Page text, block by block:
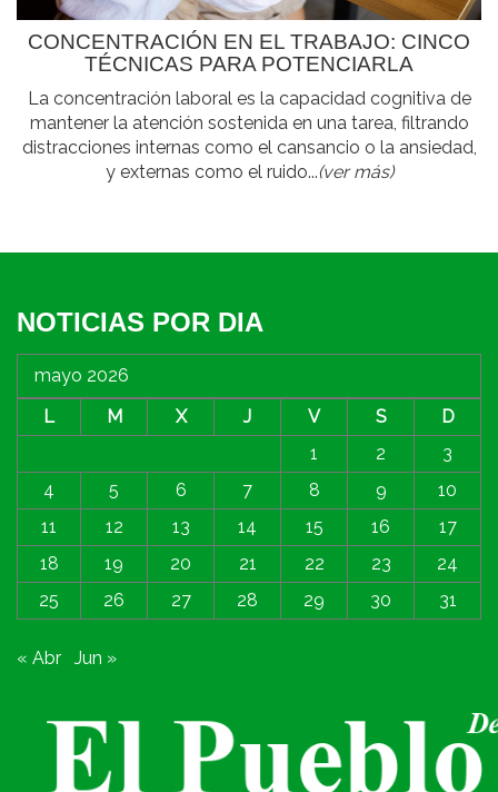
CONCENTRACIÓN EN EL TRABAJO: CINCO
TÉCNICAS PARA POTENCIARLA
La concentración laboral es la capacidad cognitiva de
mantener la atención sostenida en una tarea, filtrando
distracciones internas como el cansancio o la ansiedad,
y externas como el ruido...(ver más)
NOTICIAS POR DIA
mayo 2026
L
M X J V S
D
1
2
3
4
5 6 7 8 9
10
11
12 13 14 15 16
17
18
19 20 21 22 23
24
25
26 27 28 29 30 31
« Abr Jun »